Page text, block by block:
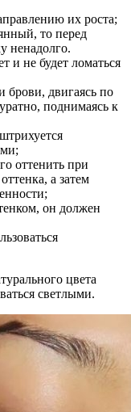
их роста;
то перед
ненадолго.
и не будет ломаться
брови, двигаясь по
поднимаясь к
оттенить при
а затем
он должен
цвета
светлыми.